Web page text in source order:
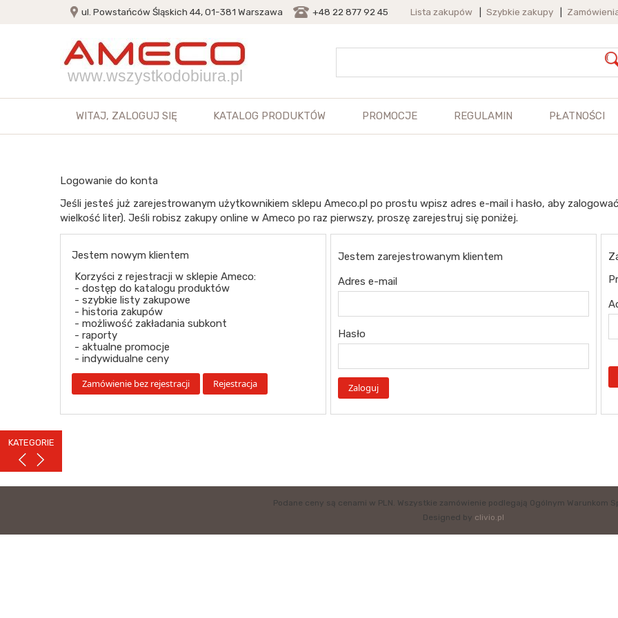
KATEGORIE
ul. Powstańców Śląskich 44, 01-381 Warszawa +48 22 877 92 45 Lista zakupów Szybkie zakupy
www.wszystkodobiura.pl
WITAJ, ZALOGUJ SIĘ KATALOG PRODUKTÓW PROMOCJE REGULAMIN PŁATNOŚCI
Logowanie do konta
Jeśli jesteś już zarejestrowanym użytkownikiem sklepu Ameco.pl po prostu wpisz adres e-mail i hasło, aby
wielkość liter). Jeśli robisz zakupy online w Ameco po raz pierwszy, proszę zarejestruj się poniżej.
Jestem nowym klientem
Korzyści z rejestracji w sklepie Ameco:
- dostęp do katalogu produktów
- szybkie listy zakupowe
- historia zakupów
- możliwość zakładania subkont
- raporty
- aktualne promocje
- indywidualne ceny
Jestem zarejestrowanym klientem
Adres e-mail
Hasło
Podane ceny są cenami w PLN. Wszystkie zamówienie podlegają Ogólnym Warunkom
Designed by clivio.pl